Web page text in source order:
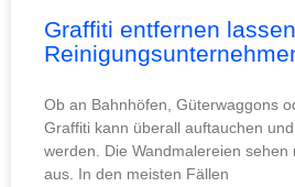
Graffiti entfernen
Ob an Bahnhöfen, Güterwaggons
Graffiti kann überall auftauchen
werden. Die Wandmalereien sehen
aus. In den meisten Fällen